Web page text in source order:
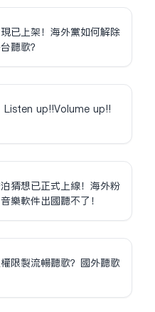
已上架！海外黨如何解除
聽歌？
Listen up!!Volume up!!
猜想已正式上線！海外粉
樂軟件出國聽不了！
限制流暢聽歌？國外聽歌